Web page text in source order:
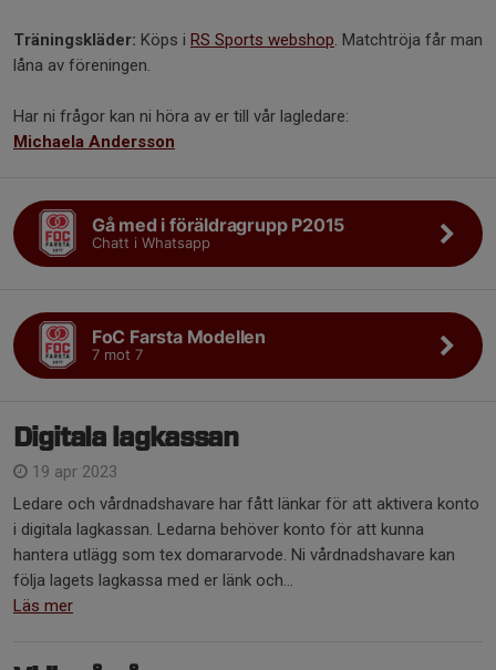
Träningskläder: Köps i RS Sports webshop. Matchtröja får man
låna av föreningen.
Har ni frågor kan ni höra av er till vår lagledare:
Michaela Andersson
Gå med i föräldragrupp P2015
Chatt i Whatsapp
FoC Farsta Modellen
7 mot 7
Digitala lagkassan
19 apr 2023
Ledare och vårdnadshavare har fått länkar för att aktivera konto
i digitala lagkassan. Ledarna behöver konto för att kunna
hantera utlägg som tex domararvode. Ni vårdnadshavare kan
följa lagets lagkassa med er länk och...
Läs mer